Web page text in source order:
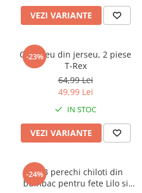
VEZI VARIANTE
-23%
Compleu din jerseu, 2 piese
T-Rex
64,99 Lei
49,99 Lei
IN STOC
VEZI VARIANTE
-24%
Set 3 perechi chiloti din
bumbac pentru fete Lilo si